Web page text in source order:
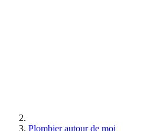
Plombier autour de moi